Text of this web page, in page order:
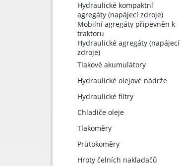
Hydraulické kompaktní
agregáty (napájecí zdroje)
Mobilní agregáty připevněn k
traktoru
Hydraulické agregáty (napájecí
zdroje)
Tlakové akumulátory
Hydraulické olejové nádrže
Hydraulické filtry
Chladiče oleje
Tlakoměry
Průtokoměry
Hroty čelních nakladačů